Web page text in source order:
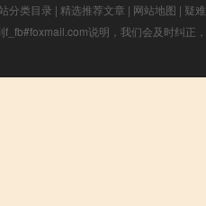
分类目录 | 精选推荐文章 | 网站地图 | 疑
说明，我们会及时纠正